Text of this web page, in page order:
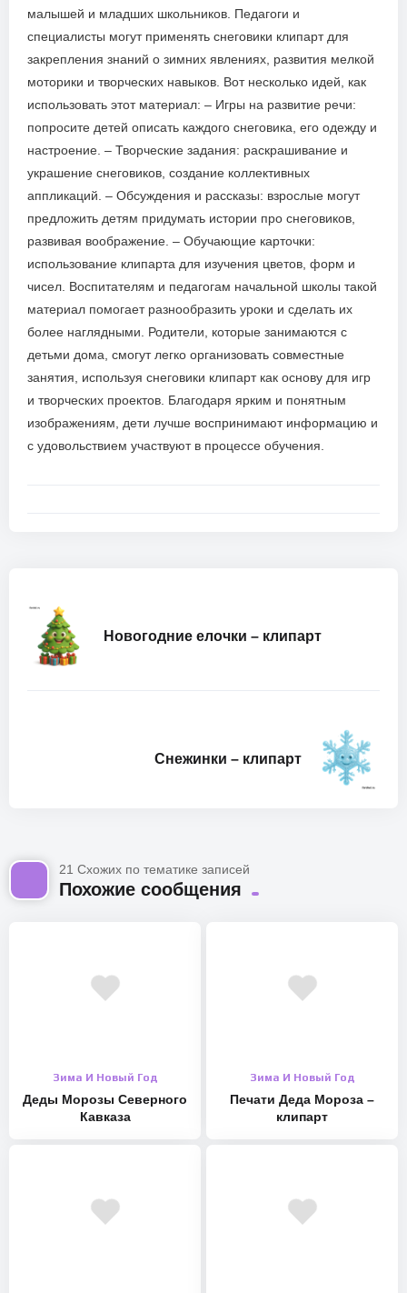
малышей и младших школьников. Педагоги и
специалисты могут применять снеговики клипарт для
закрепления знаний о зимних явлениях, развития мелкой
моторики и творческих навыков. Вот несколько идей, как
использовать этот материал: – Игры на развитие речи:
попросите детей описать каждого снеговика, его одежду и
настроение. – Творческие задания: раскрашивание и
украшение снеговиков, создание коллективных
аппликаций. – Обсуждения и рассказы: взрослые могут
предложить детям придумать истории про снеговиков,
развивая воображение. – Обучающие карточки:
использование клипарта для изучения цветов, форм и
чисел. Воспитателям и педагогам начальной школы такой
материал помогает разнообразить уроки и сделать их
более наглядными. Родители, которые занимаются с
детьми дома, смогут легко организовать совместные
занятия, используя снеговики клипарт как основу для игр
и творческих проектов. Благодаря ярким и понятным
изображениям, дети лучше воспринимают информацию и
с удовольствием участвуют в процессе обучения.
Новогодние елочки – клипарт
Снежинки – клипарт
21 Схожих по тематике записей
Похожие сообщения
Зима И Новый Год
Деды Морозы Северного
Кавказа
Зима И Новый Год
Печати Деда Мороза –
клипарт